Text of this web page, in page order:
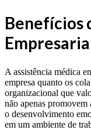
Benefícios
A assistência médica
empresa quanto os
organizacional que
não apenas promovem
o desenvolvimento
em um ambiente de